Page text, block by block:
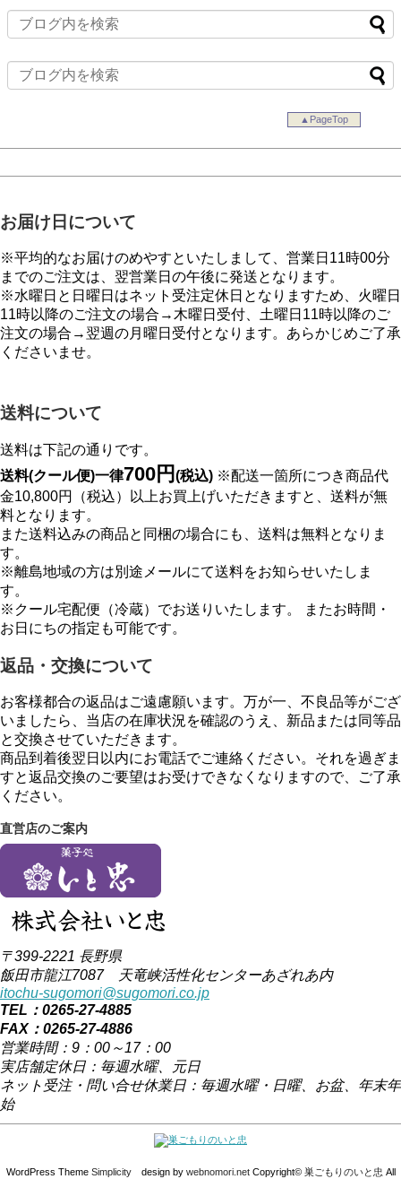
▲PageTop
お届け日について
※平均的なお届けのめやすといたしまして、営業日11時00分
までのご注文は、翌営業日の午後に発送となります。
※水曜日と日曜日はネット受注定休日となりますため、火曜日
11時以降のご注文の場合→木曜日受付、土曜日11時以降のご
注文の場合→翌週の月曜日受付となります。あらかじめご了承
くださいませ。
送料について
送料は下記の通りです。
送料(クール便)一律700円 (税込) ※配送一箇所につき商品代
金10,800円（税込）以上お買上げいただきますと、送料が無
料となります。
また送料込みの商品と同梱の場合にも、送料は無料となりま
す。
※離島地域の方は別途メールにて送料をお知らせいたしま
す。
※クール宅配便（冷蔵）でお送りいたします。 またお時間・
お日にちの指定も可能です。
返品・交換について
お客様都合の返品はご遠慮願います。万が一、不良品等がござ
いましたら、当店の在庫状況を確認のうえ、新品または同等品
と交換させていただきます。
商品到着後翌日以内にお電話でご連絡ください。それを過ぎま
すと返品交換のご要望はお受けできなくなりますので、ご了承
ください。
直営店のご案内
〒399-2221 長野県
飯田市龍江7087 天竜峡活性化センターあざれあ内
itochu-sugomori@sugomori.co.jp
TEL：0265-27-4885
FAX：0265-27-4886
営業時間：9：00～17：00
実店舗定休日：毎週水曜、元日
ネット受注・問い合せ休業日：毎週水曜・日曜、お盆、年末年
始
WordPress Theme Simplicitydesign by webnomori.netCopyright© 巣ごもりのいと忠 All